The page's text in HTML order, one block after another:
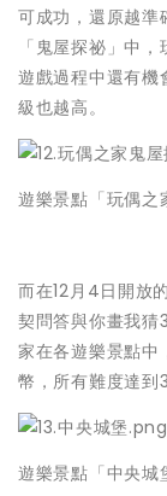
可成功，還原越準
「鬼屋探祕」中
遊戲過程中還有機
級也越高。
遊樂景點「玩偶之
而在12月4日開放
契問答與你畫我猜
家在各遊樂景點
幣，所有難度達到
遊樂景點「中央城